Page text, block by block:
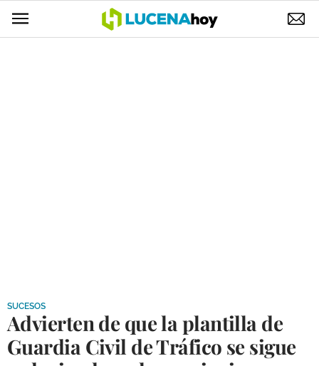
DEPORTES
COMPETICIONES
SUCESOS
Advierten de que la plantilla de
Guardia Civil de Tráfico se sigue